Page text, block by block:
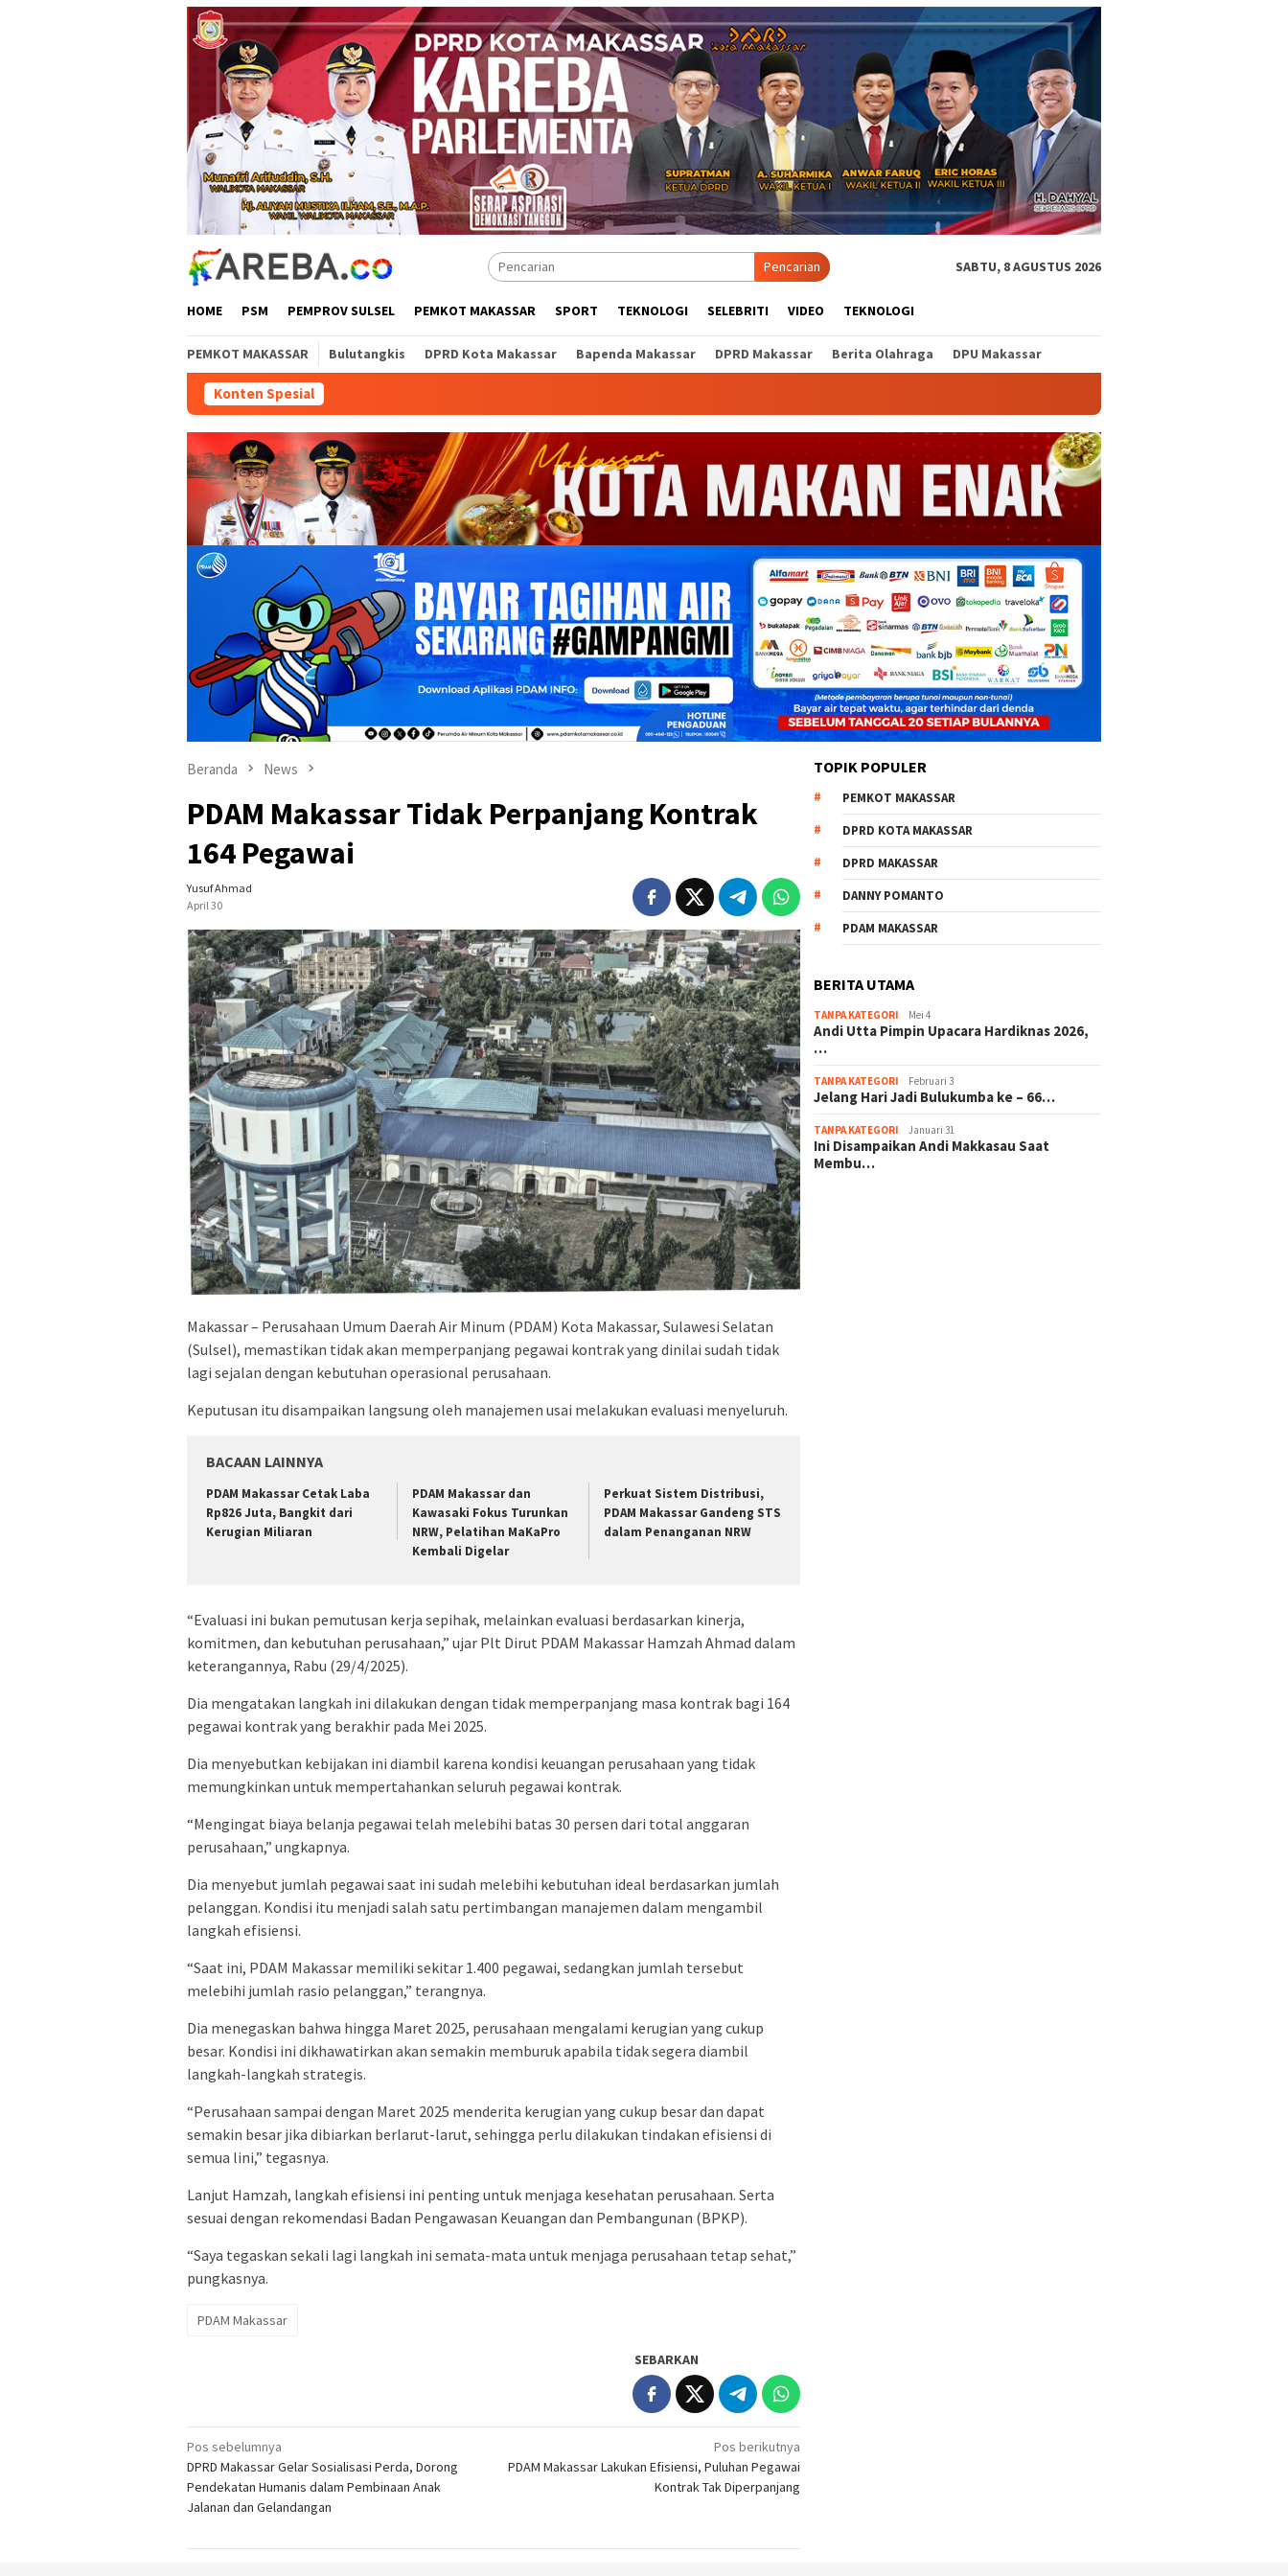
Pencarian SABTU, 8 AGUSTUS 2026
HOME PSM PEMPROV SULSEL PEMKOT MAKASSAR SPORT TEKNOLOGI SELEBRITI VIDEO TEKNOLOGI
PEMKOT MAKASSAR Bulutangkis DPRD Kota Makassar Bapenda Makassar DPRD Makassar Berita Olahraga DPU Makassar
Konten Spesial
Beranda News
PDAM Makassar Tidak Perpanjang Kontrak
164 Pegawai
Yusuf Ahmad
April 30
Makassar – Perusahaan Umum Daerah Air Minum (PDAM) Kota Makassar, Sulawesi Selatan
(Sulsel), memastikan tidak akan memperpanjang pegawai kontrak yang dinilai sudah tidak
lagi sejalan dengan kebutuhan operasional perusahaan.
Keputusan itu disampaikan langsung oleh manajemen usai melakukan evaluasi menyeluruh.
BACAAN LAINNYA
PDAM Makassar Cetak Laba
Rp826 Juta, Bangkit dari
Kerugian Miliaran
PDAM Makassar dan
Kawasaki Fokus Turunkan
NRW, Pelatihan MaKaPro
Kembali Digelar
Perkuat Sistem Distribusi,
PDAM Makassar Gandeng STS
dalam Penanganan NRW
“Evaluasi ini bukan pemutusan kerja sepihak, melainkan evaluasi berdasarkan kinerja,
komitmen, dan kebutuhan perusahaan,” ujar Plt Dirut PDAM Makassar Hamzah Ahmad dalam
keterangannya, Rabu (29/4/2025).
Dia mengatakan langkah ini dilakukan dengan tidak memperpanjang masa kontrak bagi 164
pegawai kontrak yang berakhir pada Mei 2025.
Dia menyebutkan kebijakan ini diambil karena kondisi keuangan perusahaan yang tidak
memungkinkan untuk mempertahankan seluruh pegawai kontrak.
“Mengingat biaya belanja pegawai telah melebihi batas 30 persen dari total anggaran
perusahaan,” ungkapnya.
Dia menyebut jumlah pegawai saat ini sudah melebihi kebutuhan ideal berdasarkan jumlah
pelanggan. Kondisi itu menjadi salah satu pertimbangan manajemen dalam mengambil
langkah efisiensi.
“Saat ini, PDAM Makassar memiliki sekitar 1.400 pegawai, sedangkan jumlah tersebut
melebihi jumlah rasio pelanggan,” terangnya.
Dia menegaskan bahwa hingga Maret 2025, perusahaan mengalami kerugian yang cukup
besar. Kondisi ini dikhawatirkan akan semakin memburuk apabila tidak segera diambil
langkah-langkah strategis.
“Perusahaan sampai dengan Maret 2025 menderita kerugian yang cukup besar dan dapat
semakin besar jika dibiarkan berlarut-larut, sehingga perlu dilakukan tindakan efisiensi di
semua lini,” tegasnya.
Lanjut Hamzah, langkah efisiensi ini penting untuk menjaga kesehatan perusahaan. Serta
sesuai dengan rekomendasi Badan Pengawasan Keuangan dan Pembangunan (BPKP).
“Saya tegaskan sekali lagi langkah ini semata-mata untuk menjaga perusahaan tetap sehat,”
pungkasnya.
PDAM Makassar
SEBARKAN
Navigasi
pos
Pos sebelumnya
DPRD Makassar Gelar Sosialisasi Perda, Dorong
Pendekatan Humanis dalam Pembinaan Anak
Jalanan dan Gelandangan
Pos berikutnya
PDAM Makassar Lakukan Efisiensi, Puluhan Pegawai
Kontrak Tak Diperpanjang
TOPIK POPULER
PEMKOT MAKASSAR
DPRD KOTA MAKASSAR
DPRD MAKASSAR
DANNY POMANTO
PDAM MAKASSAR
BERITA UTAMA
TANPA KATEGORI Mei 4
Andi Utta Pimpin Upacara Hardiknas 2026,
…
TANPA KATEGORI Februari 3
Jelang Hari Jadi Bulukumba ke – 66…
TANPA KATEGORI Januari 31
Ini Disampaikan Andi Makkasau Saat
Membu…